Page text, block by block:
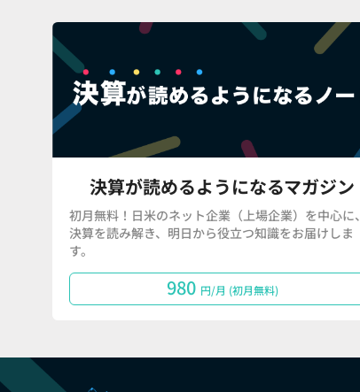
決算が読めるようになるマガジン
初月無料！日米のネット企業（上場企業）を中心に、
決算を読み解き、明日から役立つ知識をお届けしま
す。
980 円/月 (初月無料)